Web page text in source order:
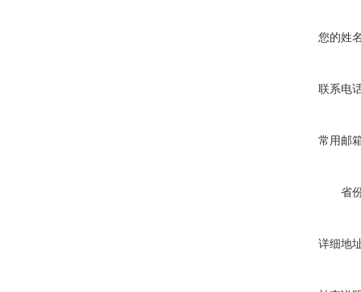
您的姓
联系电
常用邮
省
详细地